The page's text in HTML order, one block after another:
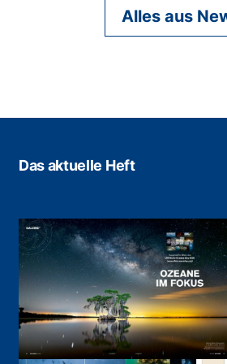
Alles aus
Das aktuelle Heft